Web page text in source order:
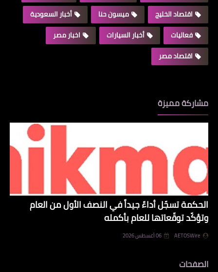
اقتصاد الخليج
ميسون حنا
أخبار السعودية
فعاليات
أخبار السيارات
اخبار مصر
اقتصاد مصر
مشاركة مميزة
الحكمة تسجّل أداءً جيداً في النصف الأول من العام
وتؤكّد توقّعاتها للعام بأكمله
AETOSWire 06 أغسطس 2026
الصفحات